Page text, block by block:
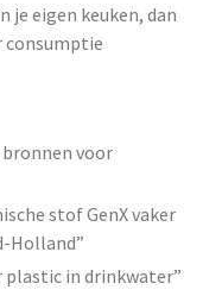
je eigen keuken, dan
consumptie
bronnen voor
stof GenX vaker
Holland”
plastic in drinkwater”